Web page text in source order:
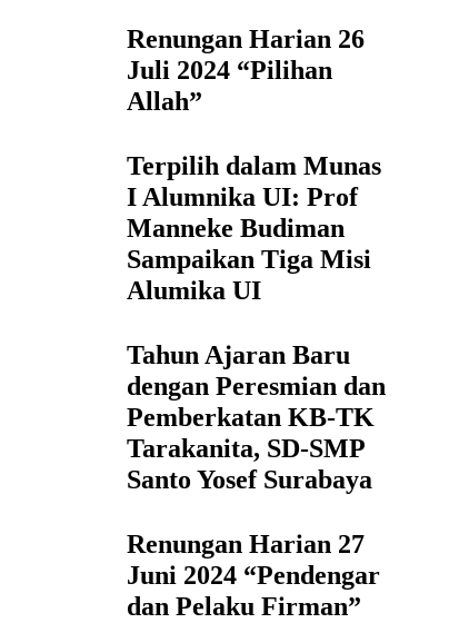
Renungan Harian 26
Juli 2024 “Pilihan
Allah”
Terpilih dalam Munas
I Alumnika UI: Prof
Manneke Budiman
Sampaikan Tiga Misi
Alumika UI
Tahun Ajaran Baru
dengan Peresmian dan
Pemberkatan KB-TK
Tarakanita, SD-SMP
Santo Yosef Surabaya
Renungan Harian 27
Juni 2024 “Pendengar
dan Pelaku Firman”